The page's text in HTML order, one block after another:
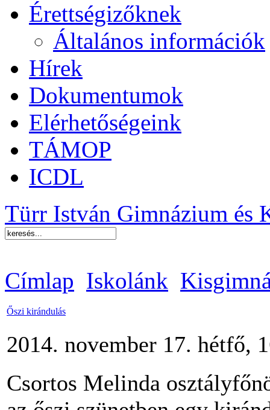
Érettségizőknek
Általános információk
Hírek
Dokumentumok
Elérhetőségeink
TÁMOP
ICDL
Türr István Gimnázium és
Címlap Iskolánk
Őszi kirándulás
2014. november 17. hétfő,
Csortos Melinda